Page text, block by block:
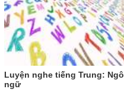
Luyện nghe tiếng Trung: Ngô
ngữ